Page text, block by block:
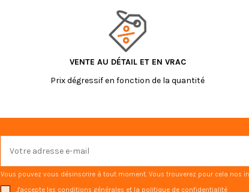
VENTE AU DÉTAIL ET EN VRAC
Prix dégressif en fonction de la quantité
Vous pouvez vous désinscrire à tout moment. Vous trouverez pour cela
J'accepte les conditions générales et la politique de confidentialité